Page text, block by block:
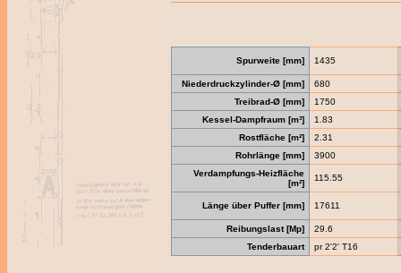
Spurweite [mm] 1435
Niederdruckzylinder-Ø [mm]
680
Treibrad-Ø [mm]
1750
Kessel-Dampfraum [m³]
1.83
Rostfläche [m²]
2.31
Rohrlänge [mm]
3900
Verdampfungs-Heizfläche
[m²]
115.55
Länge über Puffer [mm] 17611
Reibungslast [Mp]
29.6
Tenderbauart
pr 2'2' T16